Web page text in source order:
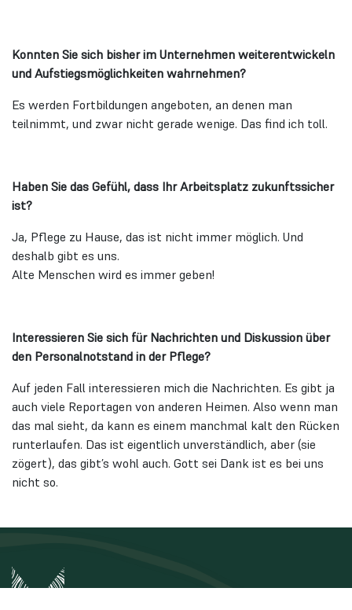
Konnten Sie sich bisher im Unternehmen weiterentwickeln
und Aufstiegsmöglichkeiten wahrnehmen?
Es werden Fortbildungen angeboten, an denen man
teilnimmt, und zwar nicht gerade wenige. Das find ich toll.
Haben Sie das Gefühl, dass Ihr Arbeitsplatz zukunftssicher
ist?
Ja, Pflege zu Hause, das ist nicht immer möglich. Und
deshalb gibt es uns.
Alte Menschen wird es immer geben!
Interessieren Sie sich für Nachrichten und Diskussion über
den Personalnotstand in der Pflege?
Auf jeden Fall interessieren mich die Nachrichten. Es gibt ja
auch viele Reportagen von anderen Heimen. Also wenn man
das mal sieht, da kann es einem manchmal kalt den Rücken
runterlaufen. Das ist eigentlich unverständlich, aber (sie
zögert), das gibt’s wohl auch. Gott sei Dank ist es bei uns
nicht so.